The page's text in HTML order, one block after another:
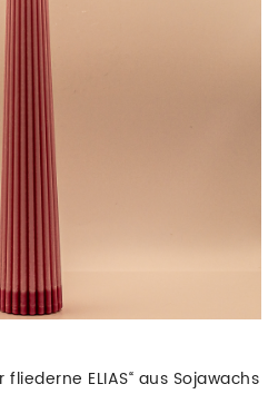
Tafelkerzen
ELIAS“ aus Sojawachs